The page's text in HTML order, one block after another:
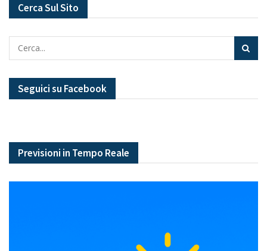
Cerca Sul Sito
Seguici su Facebook
Previsioni in Tempo Reale